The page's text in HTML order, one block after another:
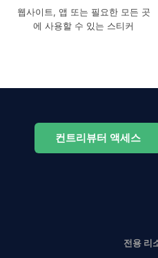
웹사이트, 앱 또는 필요한 모든 곳
에 사용할 수 있는 스티커
컨트리뷰터 액세스
전용 리